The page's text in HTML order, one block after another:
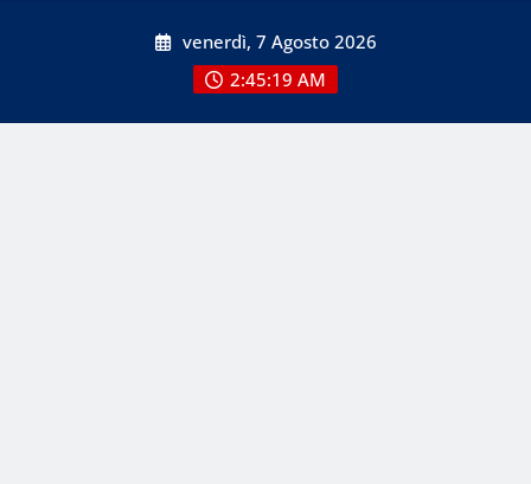
venerdì, 7 Agosto 2026
2:45:19 AM